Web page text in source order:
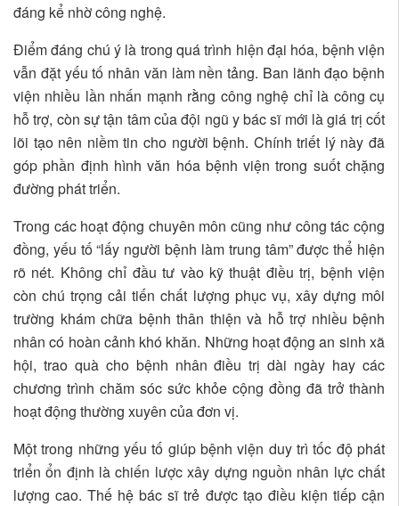
đáng kể nhờ công nghệ.
Điểm đáng chú ý là trong quá trình hiện đại hóa, bệnh viện
vẫn đặt yếu tố nhân văn làm nền tảng. Ban lãnh đạo bệnh
viện nhiều lần nhấn mạnh rằng công nghệ chỉ là công cụ
hỗ trợ, còn sự tận tâm của đội ngũ y bác sĩ mới là giá trị cốt
lõi tạo nên niềm tin cho người bệnh. Chính triết lý này đã
góp phần định hình văn hóa bệnh viện trong suốt chặng
đường phát triển.
Trong các hoạt động chuyên môn cũng như công tác cộng
đồng, yếu tố “lấy người bệnh làm trung tâm” được thể hiện
rõ nét. Không chỉ đầu tư vào kỹ thuật điều trị, bệnh viện
còn chú trọng cải tiến chất lượng phục vụ, xây dựng môi
trường khám chữa bệnh thân thiện và hỗ trợ nhiều bệnh
nhân có hoàn cảnh khó khăn. Những hoạt động an sinh xã
hội, trao quà cho bệnh nhân điều trị dài ngày hay các
chương trình chăm sóc sức khỏe cộng đồng đã trở thành
hoạt động thường xuyên của đơn vị.
Một trong những yếu tố giúp bệnh viện duy trì tốc độ phát
triển ổn định là chiến lược xây dựng nguồn nhân lực chất
lượng cao. Thế hệ bác sĩ trẻ được tạo điều kiện tiếp cận